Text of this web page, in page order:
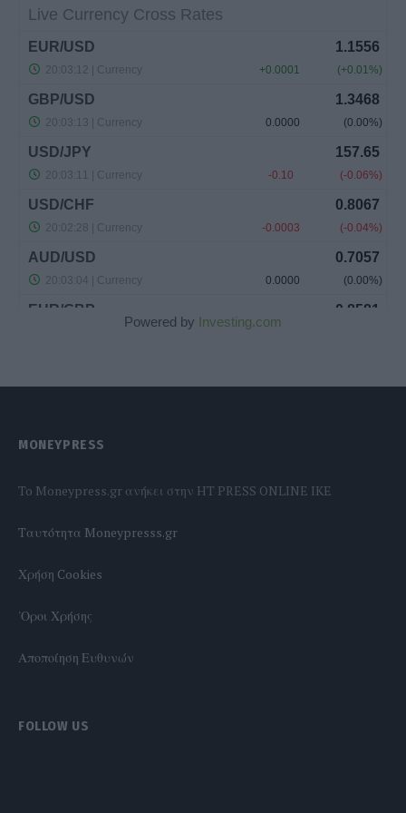
Powered by Investing.com
MONEYPRESS
To Moneypress.gr ανήκει στην HT PRESS ONLINE IKE
Tαυτότητα Moneypresss.gr
Χρήση Cookies
'Οροι Χρήσης
Αποποίηση Ευθυνών
FOLLOW US